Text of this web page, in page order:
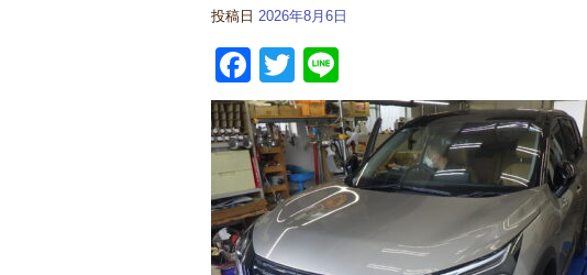
投稿日 2026年8月6日
Facebook
Twitter